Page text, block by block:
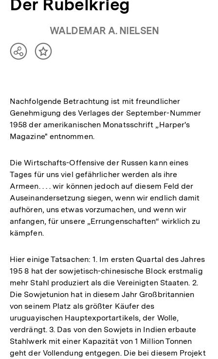
Der Rubelkrieg
WALDEMAR A. NIELSEN
TeilenInhalt
Nachfolgende Betrachtung ist mit freundlicher
Genehmigung des Verlages der September-Nummer
1958 der amerikanischen Monatsschrift „Harper's
Magazine" entnommen.
Die Wirtschafts-Offensive der Russen kann eines
Tages für uns viel gefährlicher werden als ihre
Armeen. . . . wir können jedoch auf diesem Feld der
Auseinandersetzung siegen, wenn wir endlich damit
aufhören, uns etwas vorzumachen, und wenn wir
anfangen, für unsere „Errungenschaften“ wirklich zu
kämpfen.
Hier einige Tatsachen: 1. Im ersten Quartal des Jahres
195 8 hat der sowjetisch-chinesische Block erstmalig
mehr Stahl produziert als die Vereinigten Staaten. 2.
Die Sowjetunion hat in diesem Jahr Großbritannien
von seinem Platz als größter Käufer des
uruguayischen Hauptexportartikels, der Wolle,
verdrängt. 3. Das von den Sowjets in Indien erbaute
Stahlwerk mit einer Kapazität von 1 Million Tonnen
geht der Vollendung entgegen. Die bei diesem Projekt